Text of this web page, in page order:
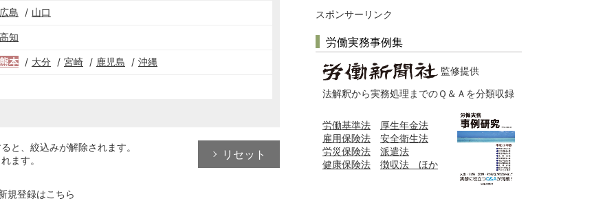
広島 山口
高知
熊本 大分 宮崎 鹿児島 沖縄
と、絞込みが解除されます。
ます。
リセット
規登録はこちら
スポンサーリンク
労働実務事例集
監修提供
法解釈から実務処理までのＱ＆Ａを分類収録
労働基準法
厚生年金法
雇用保険法
安全衛生法
労災保険法
派遣法
健康保険法
徴収法 ほか